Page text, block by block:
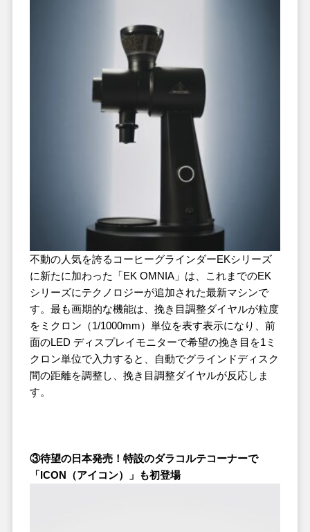
不動の人気を誇るコーヒーグラインダーEKシリーズ
に新たに加わった「EK OMNIA」は、これまでのEK
シリーズにテクノロジーが追加された最新マシンで
す。最も画期的な機能は、挽き目調整ダイヤルが粒度
をミクロン（1/1000mm）単位を表す表示になり、前
面のLED ディスプレイモニターで希望の挽き目を1ミ
クロン単位で入力すると、自動でグラインドディスク
間の距離を調整し、挽き目調整ダイヤルが反応しま
す。
③待望の日本発売！特設のダラコルテコーナーで
「ICON（アイコン）」も初登場